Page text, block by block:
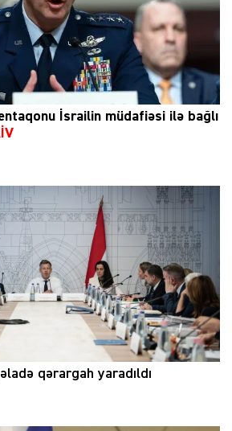
İsrailin müdafiəsi ilə bağlı
qərargah yaradıldı